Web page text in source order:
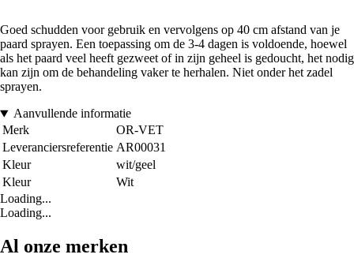
Goed schudden voor gebruik en vervolgens op 40 cm afstand van je
paard sprayen. Een toepassing om de 3-4 dagen is voldoende, hoewel
als het paard veel heeft gezweet of in zijn geheel is gedoucht, het nodig
kan zijn om de behandeling vaker te herhalen. Niet onder het zadel
sprayen.
Aanvullende informatie
Merk
OR-VET
Leveranciersreferentie AR00031
Kleur
wit/geel
Kleur
Wit
Loading...
Loading...
Al onze merken